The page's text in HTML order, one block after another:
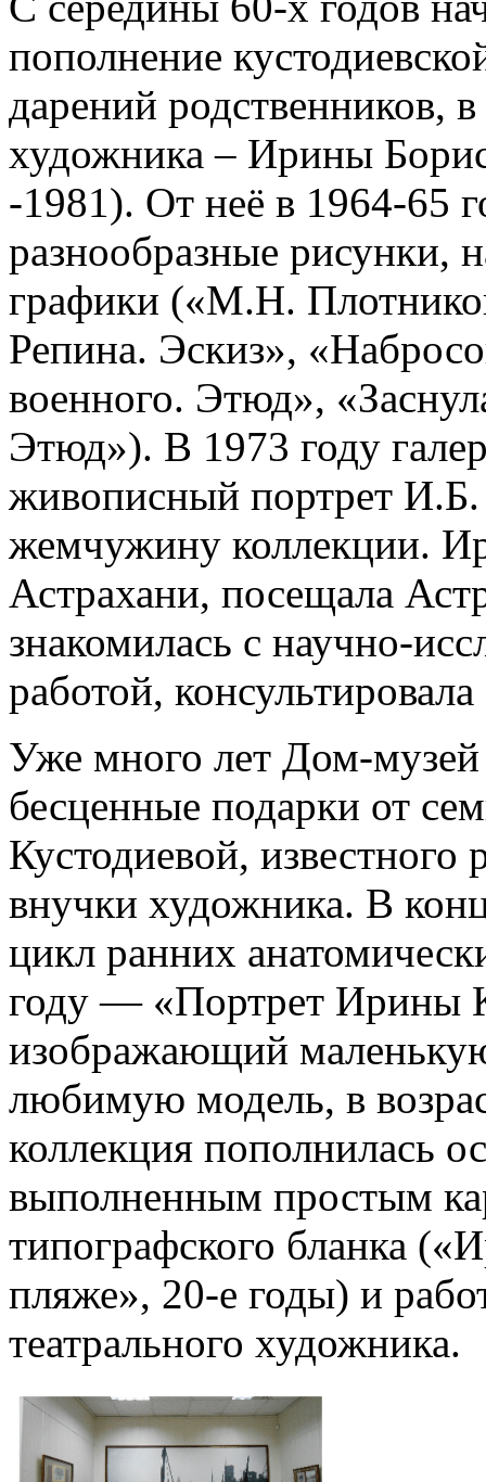
пополнение
дарений родственников,
художника – Ирины
-1981). От неё в 1964-65
разнообразные рисунки,
графики («М.Н.
Репина. Эскиз»,
военного. Этюд»,
Этюд»). В 1973 году
живописный портрет
жемчужину коллекции.
Астрахани, посещала
знакомилась с научно-
работой,
Уже много лет Дом-
бесценные подарки от
Кустодиевой, известного
внучки художника. В
цикл ранних
году — «Портрет Ирины
изображающий
любимую модель, в
коллекция пополнилась
выполненным простым
типографского бланка
пляже», 20-е годы) и
театрального художника.